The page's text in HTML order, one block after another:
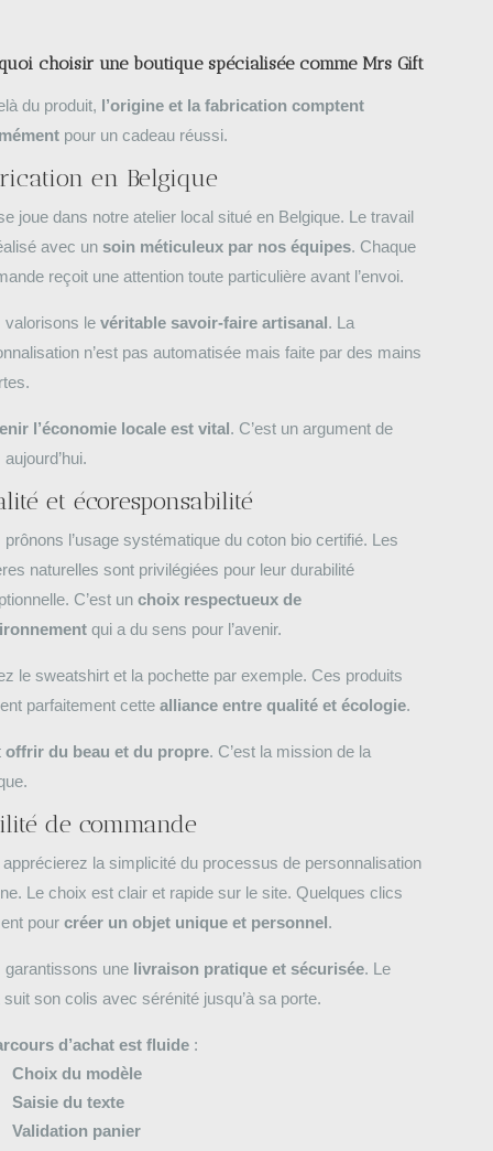
choisir une boutique spécialisée comme Mrs Gift
du produit, l’origine et la fabrication comptent
pour un cadeau réussi.
en Belgique
joue dans notre atelier local situé en Belgique. Le travail
avec un soin méticuleux par nos équipes. Chaque
reçoit une attention toute particulière avant l’envoi.
valorisons levéritable savoir-faire artisanal. La
n’est pas automatisée mais faite par des mains
l’économie locale est vital. C’est un argument de
et écoresponsabilité
prônons l’usage systématique du coton bio certifié. Les
naturelles sont privilégiées pour leur durabilité
C’est unchoix respectueux de
qui a du sens pour l’avenir.
le sweatshirt et la pochette par exemple. Ces produits
parfaitement cettealliance entre qualité et écologie.
offrir du beau et du propre. C’est la mission de la
de commande
apprécierez la simplicité du processus de personnalisation
Le choix est clair et rapide sur le site. Quelques clics
pourcréer un objet unique et personnel.
garantissons une livraison pratique et sécurisée. Le
suit son colis avec sérénité jusqu’à sa porte.
d’achat est fluide :
Choix du modèle
Saisie du texte
Validation panier